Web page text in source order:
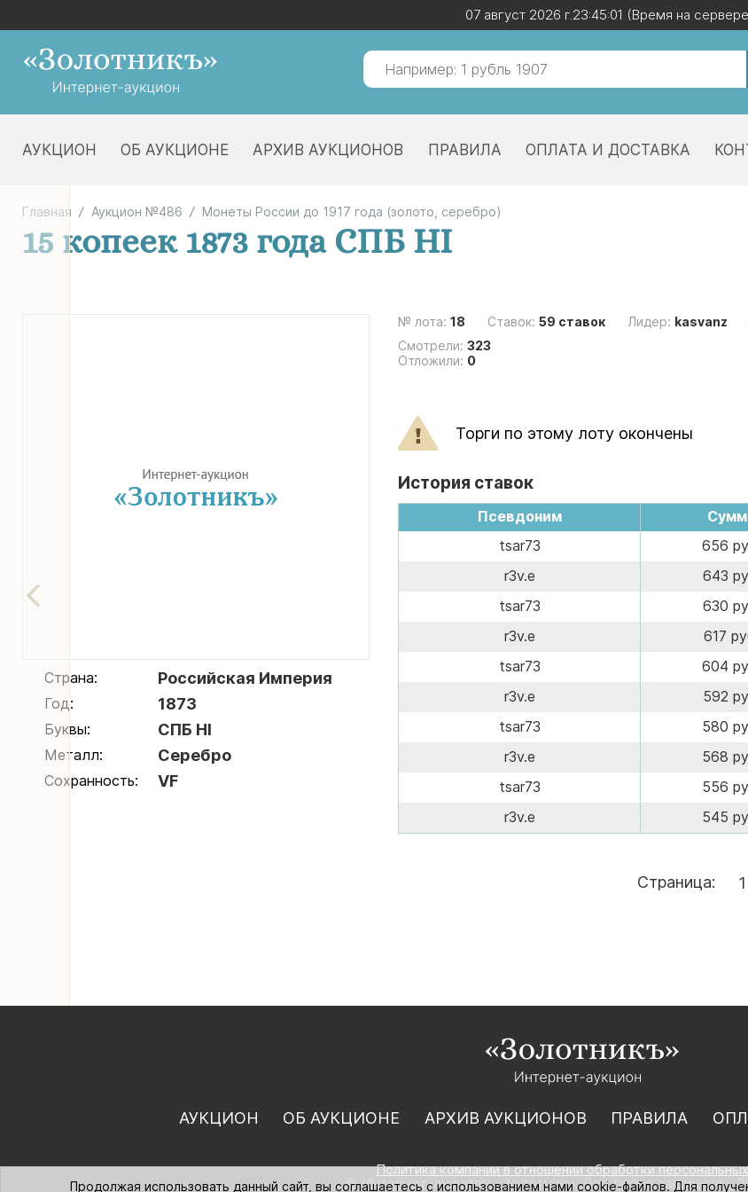
07 август 2026 г.23:45:02 (Время на
АУКЦИОН ОБ АУКЦИОНЕ АРХИВ АУКЦИОНОВ ПРАВИЛА ОПЛАТА И ДОСТАВКА
07 август 2026 г.23:45:02 (Время на
Главная Аукцион №486 Монеты России до 1917 года (золото, серебро)
15 копеек 1873 года СПБ НI
Страна: Российская Империя
Год: 1873
Буквы: СПБ НI
Металл: Серебро
Сохранность: VF
№ лота: 18 Ставок: 59 ставок Лидер: kasvanz
Смотрели: 323
Отложили: 0
Торги по этому лоту окончены
История ставок
Псевдоним
tsar73
656
r3v.e
643
tsar73
630
r3v.e
617
tsar73
604
r3v.e
592
tsar73
580
r3v.e
568
tsar73
556
r3v.e
545
Страница: 1
АУКЦИОН ОБ АУКЦИОНЕ АРХИВ АУКЦИОНОВ ПРАВИЛА
Политика компании в отношении обработки
© Интернет-аукцион «Золотник». Все права защищены.
Продолжая использовать данный сайт, вы соглашаетесь с использованием нами cookie-файлов. Для